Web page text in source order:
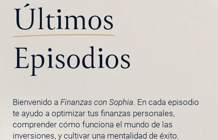
Últimos
Episodios
Bienvenido a Finanzas con Sophia. En cada episodio
te ayudo a optimizar tus finanzas personales,
comprender cómo funciona el mundo de las
inversiones, y cultivar una mentalidad de éxito.